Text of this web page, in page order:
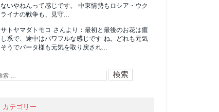
ないやねんって感じです。 中東情勢もロシア・ウク
ライナの戦争も、見守...
サトヤマダトモコ さんより： 最初と最後のお花は癒
し系で、途中はパワフルな感じです ね。どれも元気
そうでパータ様も元気を取り戻され...
カテゴリー